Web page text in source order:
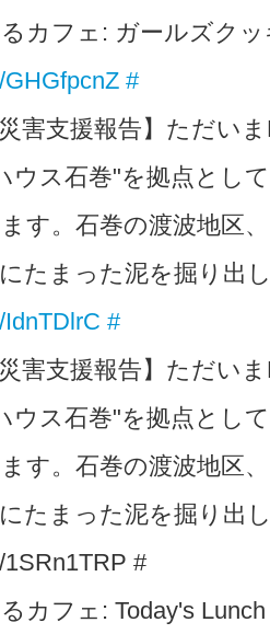
カフェ: ガールズク
GHGfpcnZ #
災害支援報告】ただい
ウス石巻"を拠点とし
す。石巻の渡波地区
たまった泥を掘り出
IdnTDlrC #
災害支援報告】ただい
ウス石巻"を拠点とし
す。石巻の渡波地区
たまった泥を掘り出
1SRn1TRP #
カフェ: Today's Lunch